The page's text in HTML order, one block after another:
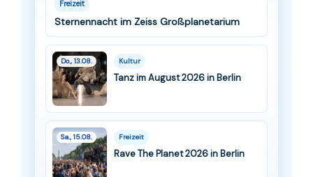
Freizeit
Sternennacht im Zeiss Großplanetarium
Do., 13.08. Kultur
Tanz im August 2026 in Berlin
Sa., 15.08. Freizeit
Rave The Planet 2026 in Berlin